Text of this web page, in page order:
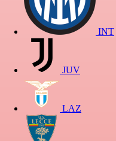
INT
JUV
LAZ